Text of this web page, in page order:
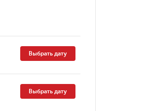
Выбрать дату
Выбрать дату